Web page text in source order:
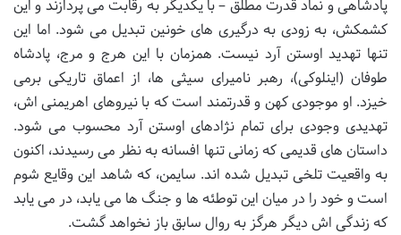
پادشاهی و نماد قدرت مطلق – با یکدیگر به رقابت می پردازند و این
کشمکش، به زودی به درگیری های خونین تبدیل می شود. اما این
تنها تهدید اوستن آرد نیست. همزمان با این هرج و مرج، پادشاه
طوفان (اینلوکی)، رهبر نامیرای سیثی ها، از اعماق تاریکی برمی
خیزد. او موجودی کهن و قدرتمند است که با نیروهای اهریمنی اش،
تهدیدی وجودی برای تمام نژادهای اوستن آرد محسوب می شود.
داستان های قدیمی که زمانی تنها افسانه به نظر می رسیدند، اکنون
به واقعیت تلخی تبدیل شده اند. سایمن، که شاهد این وقایع شوم
است و خود را در میان این توطئه ها و جنگ ها می یابد، در می یابد
که زندگی اش دیگر هرگز به روال سابق باز نخواهد گشت.